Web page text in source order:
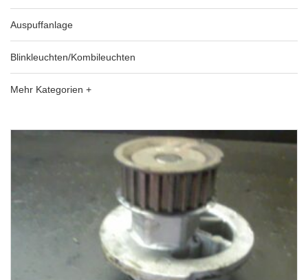
Auspuffanlage
Blinkleuchten/Kombileuchten
Mehr Kategorien +